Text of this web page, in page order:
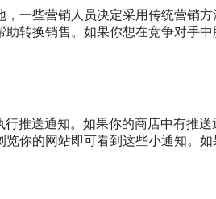
，一些营销人员决定采用传统营销
助转换销售。如果你想在竞争对手
行推送通知。如果你的商店中有推
你的网站即可看到这些小通知。